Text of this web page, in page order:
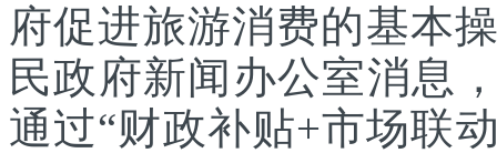
府促进旅游消费的基本
民政府新闻办公室消息
通过“财政补贴+市场联